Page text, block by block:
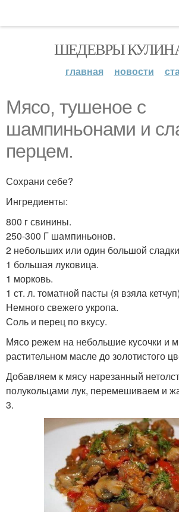
ШЕДЕВРЫ
главная новости
Мясо, тушеное с
шампиньонами и
перцем.
Сохрани себе?
Ингредиенты:
800 г свинины.
250-300 Г шампиньонов.
2 небольших или один большой
1 большая луковица.
1 морковь.
1 ст. л. томатной пасты (я взяла
Немного свежего укропа.
Соль и перец по вкусу.
Мясо режем на небольшие кусочки и
растительном масле до золотистого
Добавляем к мясу нарезанный
полукольцами лук, перемешиваем и
3.